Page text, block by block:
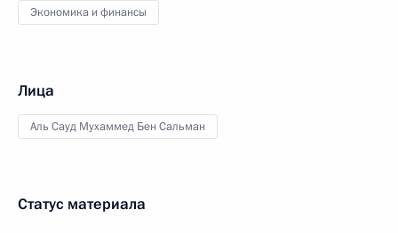
Экономика и финансы
Лица
Аль Сауд Мухаммед Бен Сальман
Статус материала